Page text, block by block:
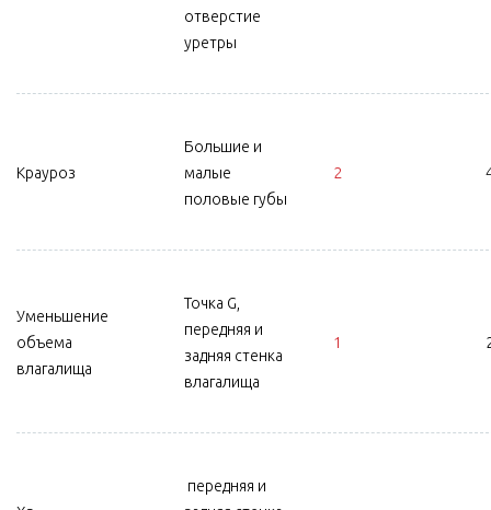
отверстие
уретры
Крауроз
Большие и
малые
половые губы
2
Уменьшение
объема
влагалища
Точка G,
передняя и
задняя стенка
влагалища
1
передняя и